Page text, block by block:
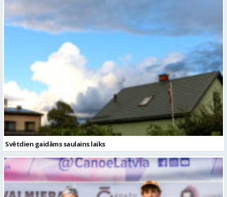
Svētdien gaidāms saulains laiks